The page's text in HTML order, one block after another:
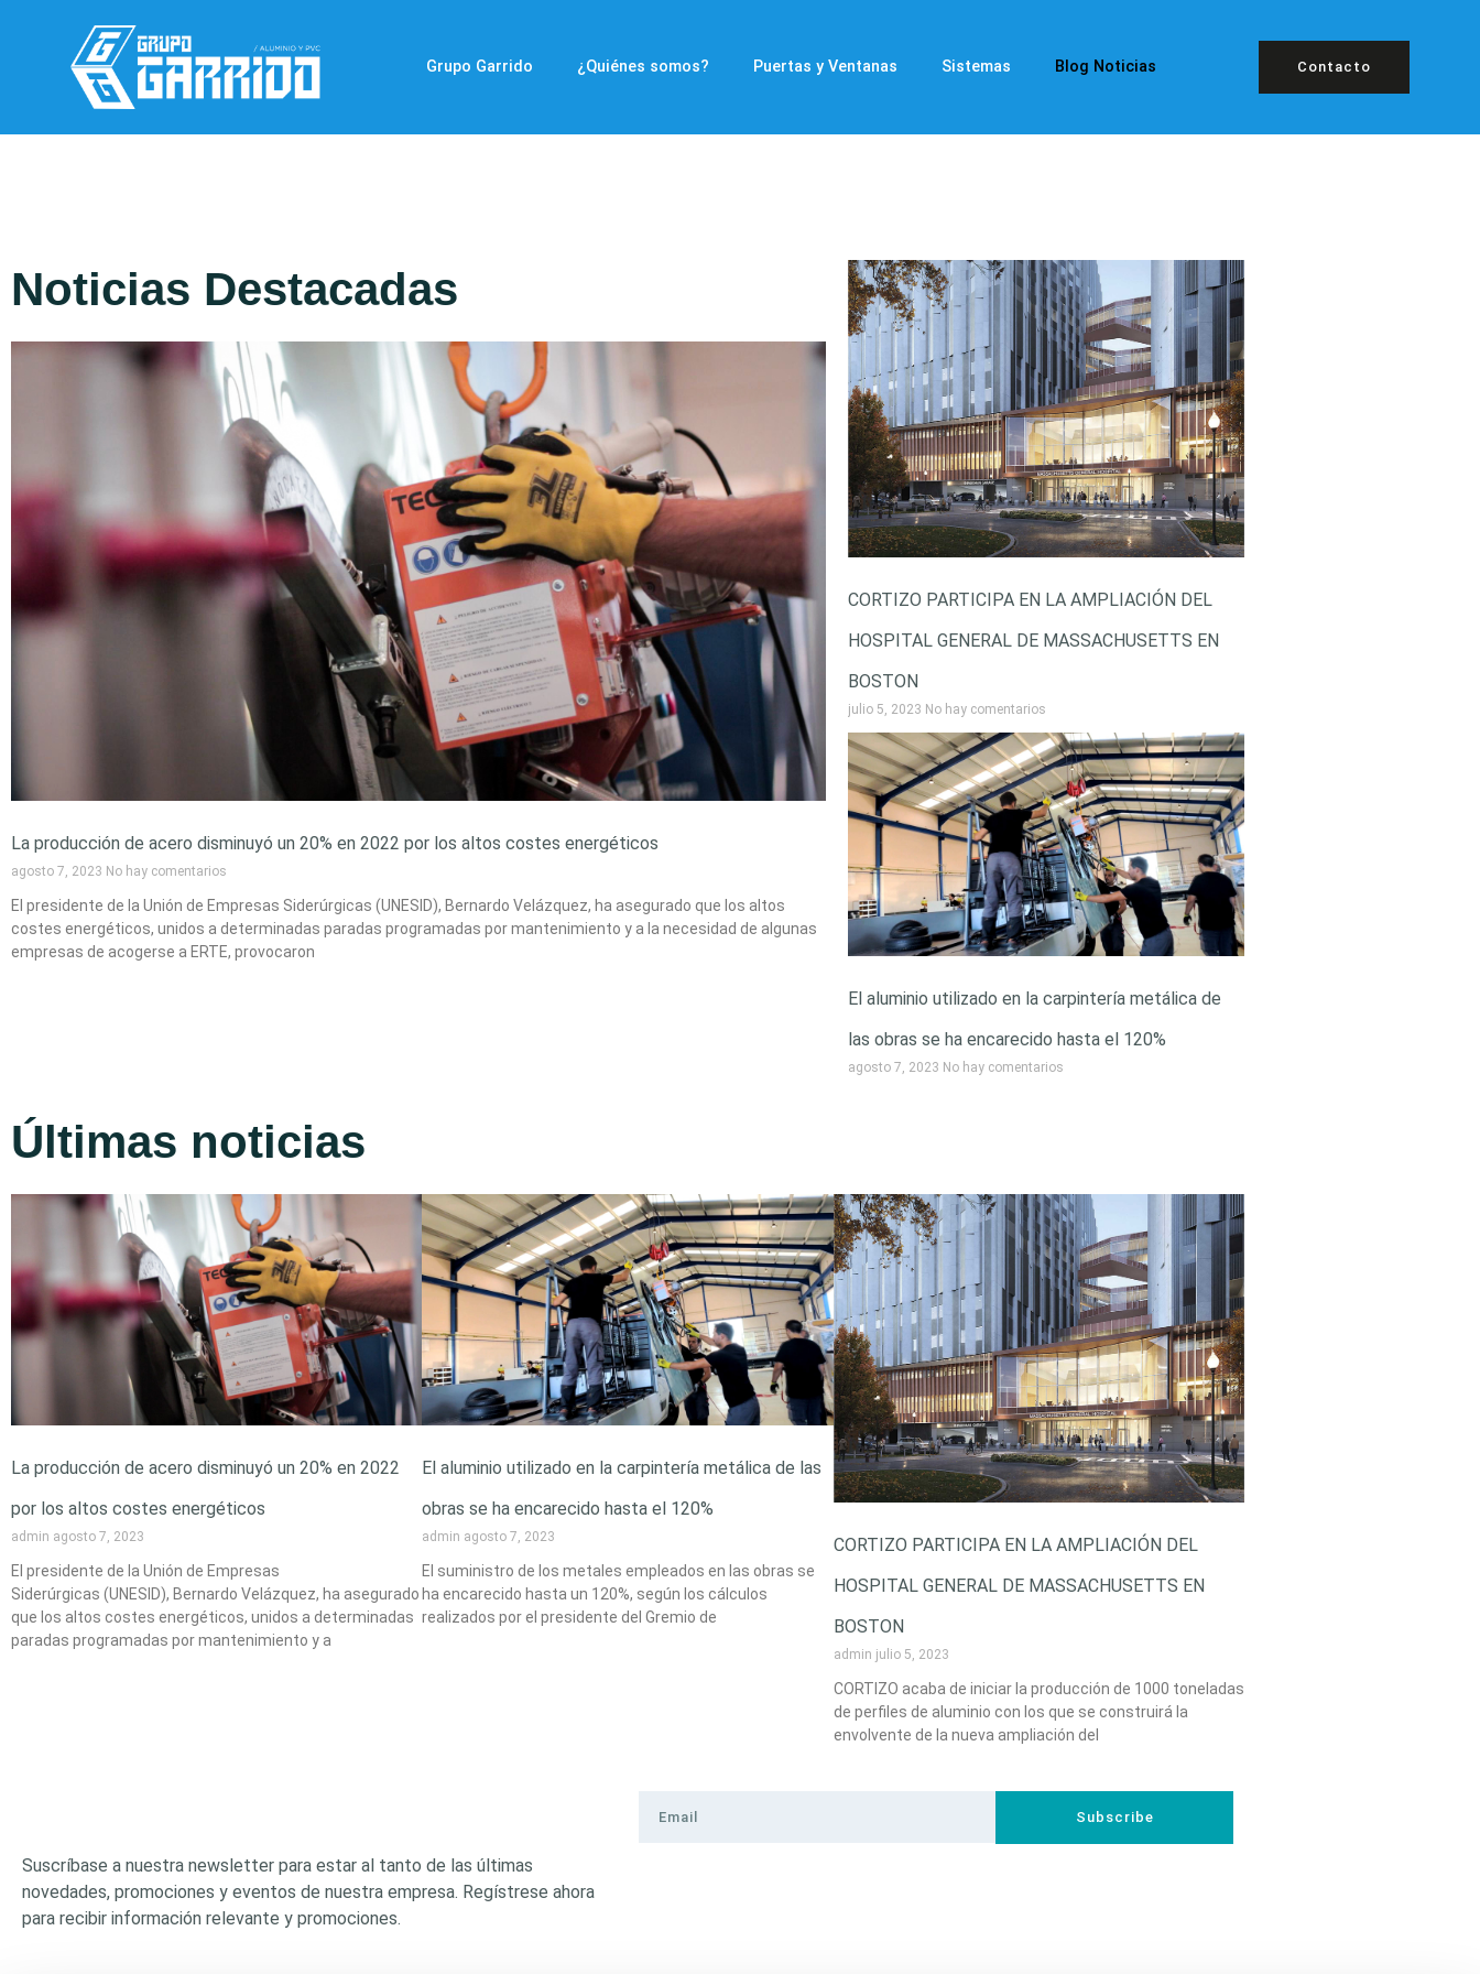
Grupo Garrido ¿Quiénes somos? Puertas y Ventanas Sistemas Blog Noticias Contacto
Noticias Destacadas
La producción de acero disminuyó un 20% en 2022 por los altos costes energéticos
agosto 7, 2023 No hay comentarios
El presidente de la Unión de Empresas Siderúrgicas (UNESID), Bernardo Velázquez, ha asegurado que los altos
costes energéticos, unidos a determinadas paradas programadas por mantenimiento y a la necesidad de algunas
empresas de acogerse a ERTE, provocaron
CORTIZO PARTICIPA EN LA AMPLIACIÓN DEL
HOSPITAL GENERAL DE MASSACHUSETTS EN
BOSTON
julio 5, 2023 No hay comentarios
El aluminio utilizado en la carpintería metálica de
las obras se ha encarecido hasta el 120%
agosto 7, 2023 No hay comentarios
Últimas noticias
La producción de acero disminuyó un 20% en 2022
por los altos costes energéticos
admin agosto 7, 2023
El presidente de la Unión de Empresas
Siderúrgicas (UNESID), Bernardo Velázquez, ha asegurado
que los altos costes energéticos, unidos a determinadas
paradas programadas por mantenimiento y a
El aluminio utilizado en la carpintería metálica de las
obras se ha encarecido hasta el 120%
admin agosto 7, 2023
El suministro de los metales empleados en las obras se
ha encarecido hasta un 120%, según los cálculos
realizados por el presidente del Gremio de
CORTIZO PARTICIPA EN LA AMPLIACIÓN DEL
HOSPITAL GENERAL DE MASSACHUSETTS EN
BOSTON
admin julio 5, 2023
CORTIZO acaba de iniciar la producción de 1000 toneladas
de perfiles de aluminio con los que se construirá la
envolvente de la nueva ampliación del
Suscríbase a nuestra newsletter para estar al tanto de las últimas
novedades, promociones y eventos de nuestra empresa. Regístrese ahora
para recibir información relevante y promociones.
Subscribe